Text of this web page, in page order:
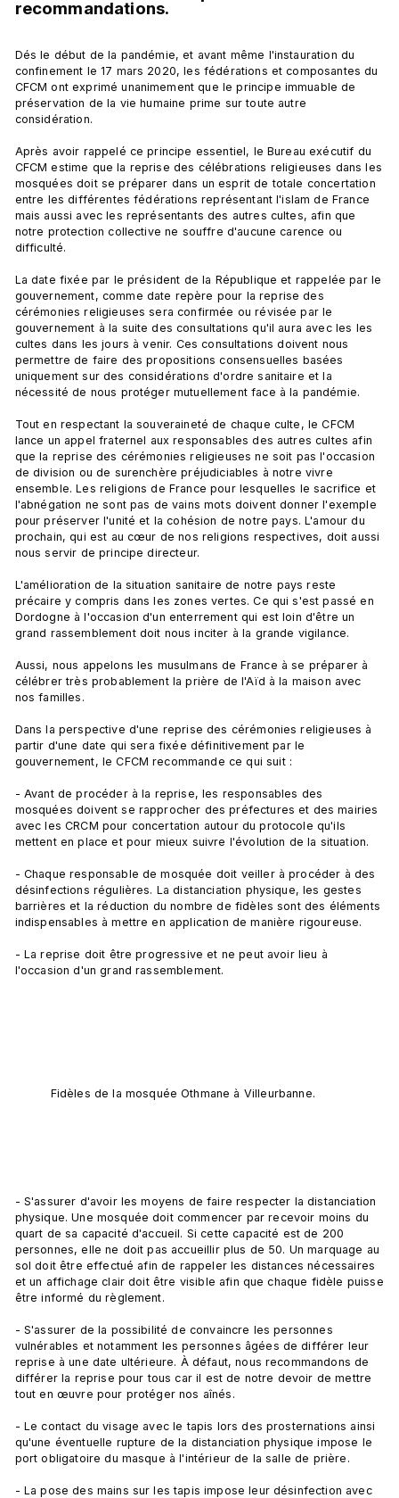
recommandations.
Dés le début de la pandémie, et avant même l'instauration du
confinement le 17 mars 2020, les fédérations et composantes du
CFCM ont exprimé unanimement que le principe immuable de
préservation de la vie humaine prime sur toute autre
considération.
Après avoir rappelé ce principe essentiel, le Bureau exécutif du
CFCM estime que la reprise des célébrations religieuses dans les
mosquées doit se préparer dans un esprit de totale concertation
entre les différentes fédérations représentant l'islam de France
mais aussi avec les représentants des autres cultes, afin que
notre protection collective ne souffre d'aucune carence ou
difficulté.
La date fixée par le président de la République et rappelée par le
gouvernement, comme date repère pour la reprise des
cérémonies religieuses sera confirmée ou révisée par le
gouvernement à la suite des consultations qu'il aura avec les les
cultes dans les jours à venir. Ces consultations doivent nous
permettre de faire des propositions consensuelles basées
uniquement sur des considérations d'ordre sanitaire et la
nécessité de nous protéger mutuellement face à la pandémie.
Tout en respectant la souveraineté de chaque culte, le CFCM
lance un appel fraternel aux responsables des autres cultes afin
que la reprise des cérémonies religieuses ne soit pas l'occasion
de division ou de surenchère préjudiciables à notre vivre
ensemble. Les religions de France pour lesquelles le sacrifice et
l'abnégation ne sont pas de vains mots doivent donner l'exemple
pour préserver l'unité et la cohésion de notre pays. L'amour du
prochain, qui est au cœur de nos religions respectives, doit aussi
nous servir de principe directeur.
L'amélioration de la situation sanitaire de notre pays reste
précaire y compris dans les zones vertes. Ce qui s'est passé en
Dordogne à l'occasion d'un enterrement qui est loin d'être un
grand rassemblement doit nous inciter à la grande vigilance.
Aussi, nous appelons les musulmans de France à se préparer à
célébrer très probablement la prière de l'Aïd à la maison avec
nos familles.
Dans la perspective d'une reprise des cérémonies religieuses à
partir d'une date qui sera fixée définitivement par le
gouvernement, le CFCM recommande ce qui suit :
- Avant de procéder à la reprise, les responsables des
mosquées doivent se rapprocher des préfectures et des mairies
avec les CRCM pour concertation autour du protocole qu'ils
mettent en place et pour mieux suivre l'évolution de la situation.
- Chaque responsable de mosquée doit veiller à procéder à des
désinfections régulières. La distanciation physique, les gestes
barrières et la réduction du nombre de fidèles sont des éléments
indispensables à mettre en application de manière rigoureuse.
- La reprise doit être progressive et ne peut avoir lieu à
l'occasion d'un grand rassemblement.
Fidèles de la mosquée Othmane à Villeurbanne.
- S'assurer d'avoir les moyens de faire respecter la distanciation
physique. Une mosquée doit commencer par recevoir moins du
quart de sa capacité d'accueil. Si cette capacité est de 200
personnes, elle ne doit pas accueillir plus de 50. Un marquage au
sol doit être effectué afin de rappeler les distances nécessaires
et un affichage clair doit être visible afin que chaque fidèle puisse
être informé du règlement.
- S'assurer de la possibilité de convaincre les personnes
vulnérables et notamment les personnes âgées de différer leur
reprise à une date ultérieure. À défaut, nous recommandons de
différer la reprise pour tous car il est de notre devoir de mettre
tout en œuvre pour protéger nos aînés.
- Le contact du visage avec le tapis lors des prosternations ainsi
qu'une éventuelle rupture de la distanciation physique impose le
port obligatoire du masque à l'intérieur de la salle de prière.
- La pose des mains sur les tapis impose leur désinfection avec